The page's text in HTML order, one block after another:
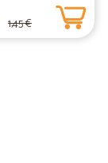
1,45 €